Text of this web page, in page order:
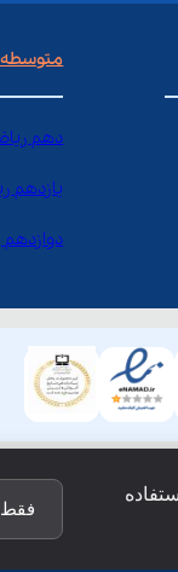
دهم
یازدهم
آموزش دانش